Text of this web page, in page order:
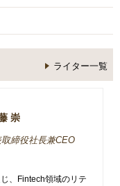
ライター一覧
崇
締役社長兼CEO
、Fintech領域のリテ